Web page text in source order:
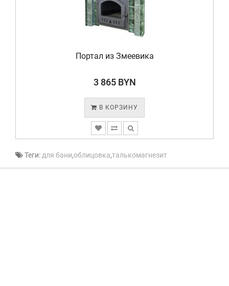
Портал из Змеевика
3 865 BYN
В КОРЗИНУ
Теги: для бани,облицовка,талькомагнезит